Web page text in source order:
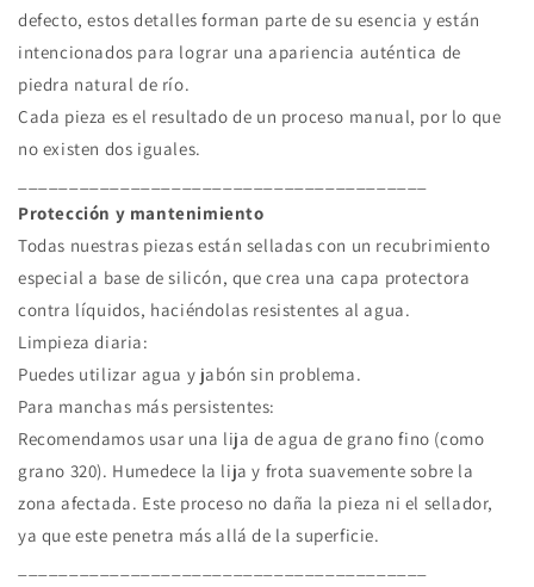
defecto, estos detalles forman parte de su esencia y están
intencionados para lograr una apariencia auténtica de
piedra natural de río.
Cada pieza es el resultado de un proceso manual, por lo que
no existen dos iguales.
Protección y mantenimiento
Todas nuestras piezas están selladas con un recubrimiento
especial a base de silicón, que crea una capa protectora
contra líquidos, haciéndolas resistentes al agua.
Limpieza diaria:
Puedes utilizar agua y jabón sin problema.
Para manchas más persistentes:
Recomendamos usar una lija de agua de grano fino (como
grano 320). Humedece la lija y frota suavemente sobre la
zona afectada. Este proceso no daña la pieza ni el sellador,
ya que este penetra más allá de la superficie.